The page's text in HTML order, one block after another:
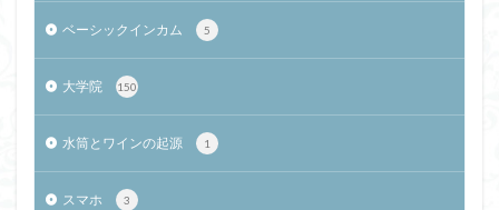
ベーシックインカム 5
大学院 150
水筒とワインの起源 1
スマホ 3